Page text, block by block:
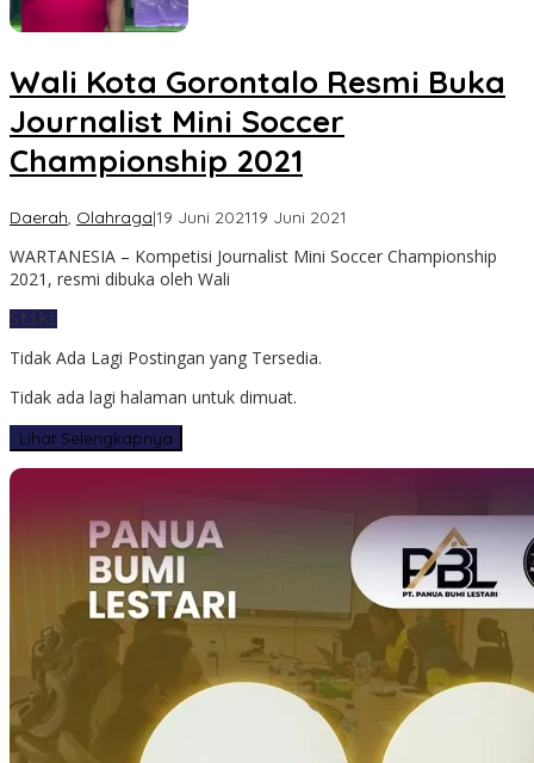
Wali Kota Gorontalo Resmi Buka
Journalist Mini Soccer
Championship 2021
Daerah, Olahraga|19 Juni 202119 Juni 2021
WARTANESIA – Kompetisi Journalist Mini Soccer Championship
2021, resmi dibuka oleh Wali
Stiki
Tidak Ada Lagi Postingan yang Tersedia.
Tidak ada lagi halaman untuk dimuat.
Lihat Selengkapnya